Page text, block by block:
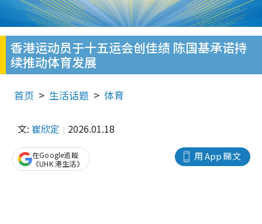
香港运动员于十五运会创佳绩 陈国基承诺持
续推动体育发展
首页 生活话题 体育
文: 崔欣定 2026.01.18
用 App 睇文
在Google追蹤
《UHK 港生活》